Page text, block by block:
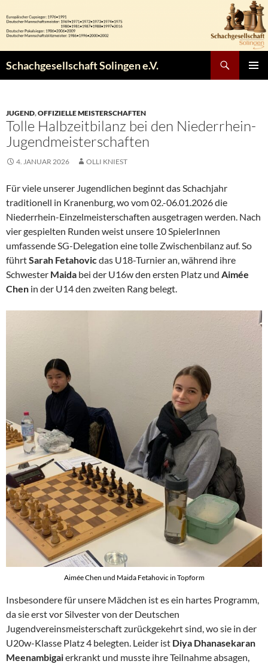
Inhalt
springen
Schachgesellschaft Solingen e.V.
JUGEND,OFFIZIELLE MEISTERSCHAFTEN
Tolle Halbzeitbilanz bei den Niederrhein-
Jugendmeisterschaften
4. JANUAR 2026 OLLI KNIEST
Für viele unserer Jugendlichen beginnt das Schachjahr
traditionell in Kranenburg, wo vom 02.-06.01.2026 die
Niederrhein-Einzelmeisterschaften ausgetragen werden. Nach
vier gespielten Runden weist unsere 10 SpielerInnen
umfassende SG-Delegation eine tolle Zwischenbilanz auf. So
führtSarah Fetahovicdas U18-Turnier an, während ihre
Schwester Maida bei der U16w den ersten Platz und Aimée
Chen in der U14 den zweiten Rang belegt.
Aimée Chen und Maida Fetahovic in Topform
Insbesondere für unsere Mädchen ist es ein hartes Programm,
da sie erst vor Silvester von der Deutschen
Jugendvereinsmeisterschaft zurückgekehrt sind, wo sie in der
U20w-Klasse Platz 4 belegten. Leider ist Diya Dhanasekaran
Meenambigaierkrankt und musste ihre Teilnahme absagen,